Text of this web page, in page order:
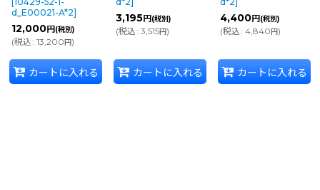
d_E00021-A*2]
12,000円 (税別)
(税込: 13,200円)
カートに入れる
3,195円 (税別)
(税込: 3,515円)
カートに入れる
4,400円 (税別)
(税込: 4,840円)
カートに入れる